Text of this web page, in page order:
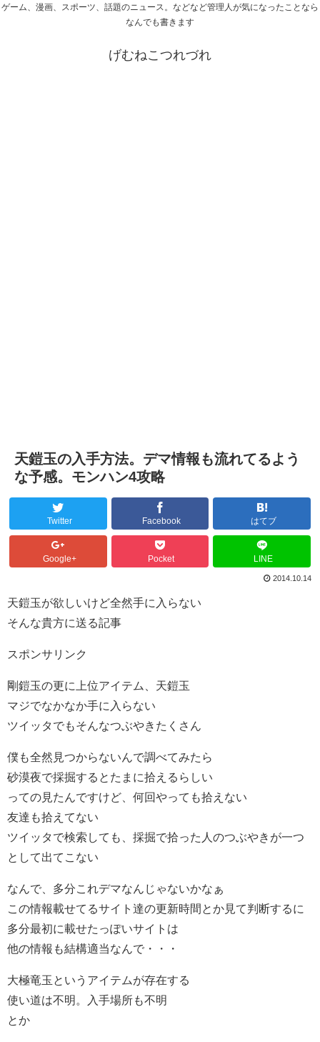
ゲーム、漫画、スポーツ、話題のニュース。などなど管理人が気になったことなら
なんでも書きます
げむねこつれづれ
天鎧玉の入手方法。デマ情報も流れてるよう
な予感。モンハン4攻略
Twitter Facebook はてブ
Google+ Pocket LINE
2014.10.14
天鎧玉が欲しいけど全然手に入らない
そんな貴方に送る記事
スポンサリンク
剛鎧玉の更に上位アイテム、天鎧玉
マジでなかなか手に入らない
ツイッタでもそんなつぶやきたくさん
僕も全然見つからないんで調べてみたら
砂漠夜で採掘するとたまに拾えるらしい
っての見たんですけど、何回やっても拾えない
友達も拾えてない
ツイッタで検索しても、採掘で拾った人のつぶやきが一つ
として出てこない
なんで、多分これデマなんじゃないかなぁ
この情報載せてるサイト達の更新時間とか見て判断するに
多分最初に載せたっぽいサイトは
他の情報も結構適当なんで・・・
大極竜玉というアイテムが存在する
使い道は不明。入手場所も不明
とか